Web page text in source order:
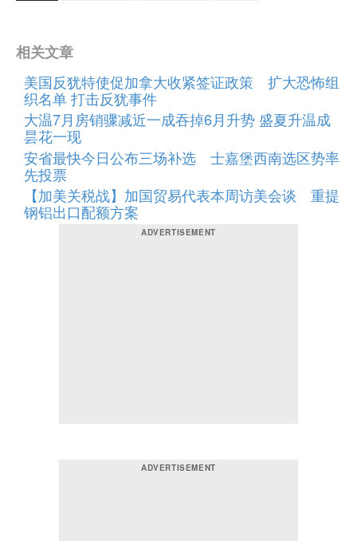
相关文章
美国反犹特使促加拿大收紧签证政策 扩大恐怖组
织名单 打击反犹事件
大温7月房销骤减近一成吞掉6月升势 盛夏升温成
昙花一现
安省最快今日公布三场补选 士嘉堡西南选区势率
先投票
【加美关税战】加国贸易代表本周访美会谈 重提
钢铝出口配额方案